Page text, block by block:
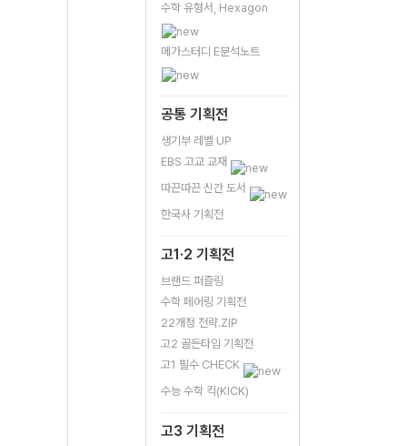
수학 유형서, Hexagon
메가스터디 E분석노트
공통 기획전
생기부 레벨 UP
EBS 고교 교재
따끈따끈 신간 도서
한국사 기획전
고1·2 기획전
브랜드 퍼즐링
수학 페어링 기획전
22개정 전략.ZIP
고2 골든타임 기획전
고1 필수 CHECK
수능 수학 킥(KICK)
고3 기획전